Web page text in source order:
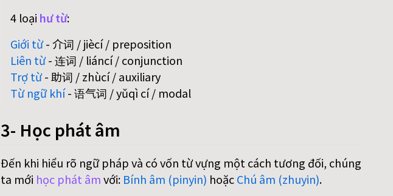
4 loại hư từ:
Giới từ- 介词 / jiècí / preposition
Liên từ- 连词 / liáncí / conjunction
Trợ từ- 助词 / zhùcí / auxiliary
Từ ngữ khí- 语气词 / yǔqì cí / modal
3- Học phát âm
Đến khi hiểu rõ ngữ pháp và có vốn từ vựng một cách tương đối, chúng
ta mới học phát âmvới: Bính âm (pinyin) hoặcChú âm (zhuyin).